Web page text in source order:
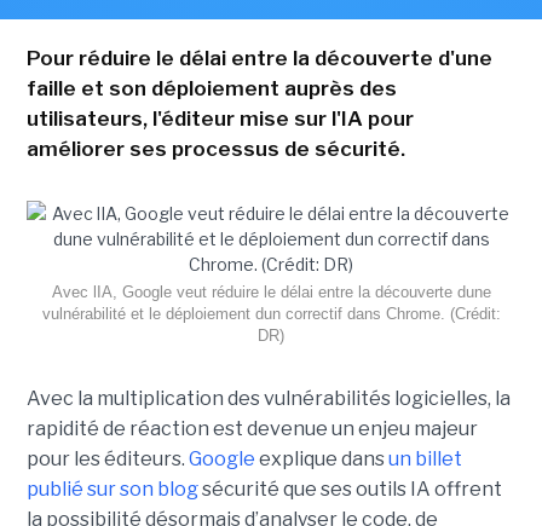
Pour réduire le délai entre la découverte d'une
faille et son déploiement auprès des
utilisateurs, l'éditeur mise sur l'IA pour
améliorer ses processus de sécurité.
Avec lIA, Google veut réduire le délai entre la découverte dune
vulnérabilité et le déploiement dun correctif dans Chrome. (Crédit:
DR)
Avec la multiplication des vulnérabilités logicielles, la
rapidité de réaction est devenue un enjeu majeur
pour les éditeurs. Google explique dansun billet
publié sur son blogsécurité que ses outils IA offrent
la possibilité désormais d’analyser le code, de